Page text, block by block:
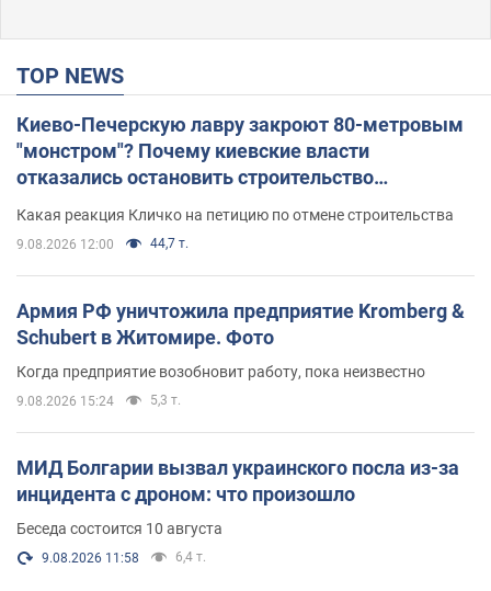
TOP NEWS
Киево-Печерскую лавру закроют 80-метровым
"монстром"? Почему киевские власти
отказались остановить строительство
Какая реакция Кличко на петицию по отмене строительства
9.08.2026 12:00 44,7 т.
Армия РФ уничтожила предприятие Kromberg &
Schubert в Житомире. Фото
Когда предприятие возобновит работу, пока неизвестно
9.08.2026 15:24 5,3 т.
МИД Болгарии вызвал украинского посла из-за
инцидента с дроном: что произошло
Беседа состоится 10 августа
9.08.2026 11:58 6,4 т.